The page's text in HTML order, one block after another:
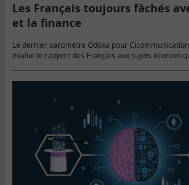
Les Français toujours fâchés
et la finance
Le dernier baromètre Odoxa pour
évalue le rapport des Français aux sujets